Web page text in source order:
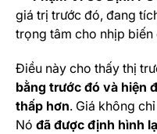
giá trị trước đó, đang
trọng tâm cho nhịp biến
Điều này cho thấy thị
bằng trước đó và hiện
thấp hơn. Giá không
Nó đã được định hình